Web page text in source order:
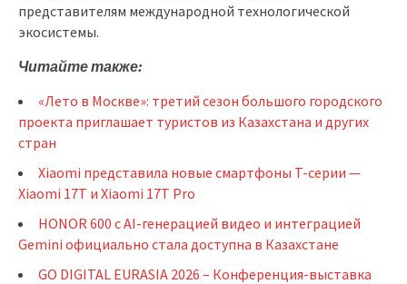
представителям международной технологической
экосистемы.
Читайте также:
«Лето в Москве»: третий сезон большого городского
проекта приглашает туристов из Казахстана и других
стран
Xiaomi представила новые смартфоны T-cерии —
Xiaomi 17T и Xiaomi 17T Pro
HONOR 600 с AI-генерацией видео и интеграцией
Gemini официально стала доступна в Казахстане
GO DIGITAL EURASIA 2026 – Конференция-выставка